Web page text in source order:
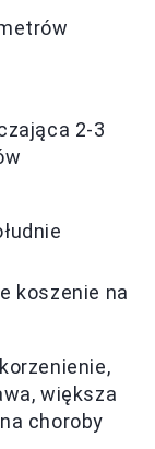
2-3
koszenie na
większa
choroby